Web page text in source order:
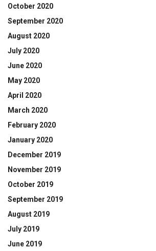
October 2020
September 2020
August 2020
July 2020
June 2020
May 2020
April 2020
March 2020
February 2020
January 2020
December 2019
November 2019
October 2019
September 2019
August 2019
July 2019
June 2019